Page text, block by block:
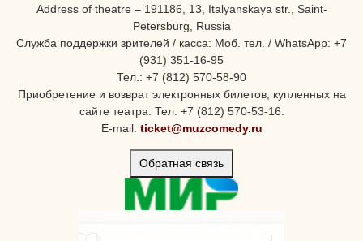
Address of theatre – 191186, 13, Italyanskaya str., Saint-
Petersburg, Russia
Служба поддержки зрителей / касса: Моб. тел. / WhatsApp: +7
(931) 351-16-95
Тел.: +7 (812) 570-58-90
Приобретение и возврат электронных билетов, купленных на
сайте театра: Тел. +7 (812) 570-53-16:
E-mail: ticket@muzcomedy.ru
Обратная связь